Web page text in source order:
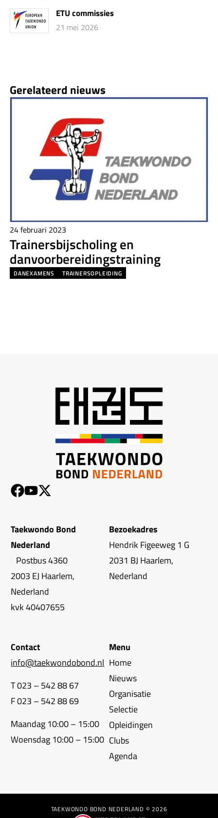
ETU commissies
21 mei 2026
Gerelateerd nieuws
24 februari 2023
Trainersbijscholing en
danvoorbereidingstraining
DANEXAMENS TRAINERSOPLEIDING
Taekwondo Bond
Nederland
Postbus 4360
2003 EJ Haarlem,
Nederland
kvk 40407655
Bezoekadres
Hendrik Figeeweg 1 G
2031 BJ Haarlem,
Nederland
Contact
info@taekwondobond.nl
T 023 – 542 88 67
F 023 – 542 88 69
Maandag 10:00 – 15:00
Woensdag 10:00 – 15:00
Menu
Home
Nieuws
Organisatie
Selectie
Opleidingen
Clubs
Agenda
TAEKWONDO BOND NEDERLAND © 2026